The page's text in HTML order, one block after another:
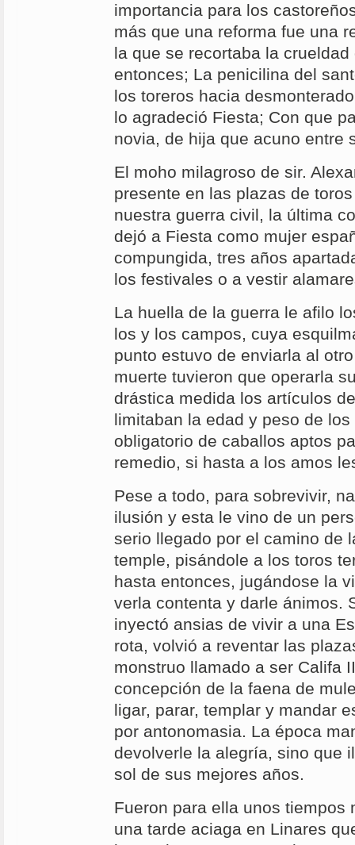
importancia para los
más que una reforma fue una
la que se recortaba la
entonces; La penicilina del
los toreros hacia
lo agradeció Fiesta; Con que
novia, de hija que acuno entre
El moho milagroso de sir.
presente en las plazas de
nuestra guerra civil, la última
dejó a Fiesta como mujer
compungida, tres años
los festivales o a vestir
La huella de la guerra le afilo
los y los campos, cuya
punto estuvo de enviarla al
muerte tuvieron que operarla
drástica medida los artículos
limitaban la edad y peso de
obligatorio de caballos aptos
remedio, si hasta a los amos
Pese a todo, para sobrevivir,
ilusión y esta le vino de un
serio llegado por el camino de
temple, pisándole a los toros
hasta entonces, jugándose la
verla contenta y darle ánimos.
inyectó ansias de vivir a una
rota, volvió a reventar las
monstruo llamado a ser Califa
concepción de la faena de
ligar, parar, templar y mandar
por antonomasia. La época
devolverle la alegría, sino que
sol de sus mejores años.
Fueron para ella unos tiempos
una tarde aciaga en Linares